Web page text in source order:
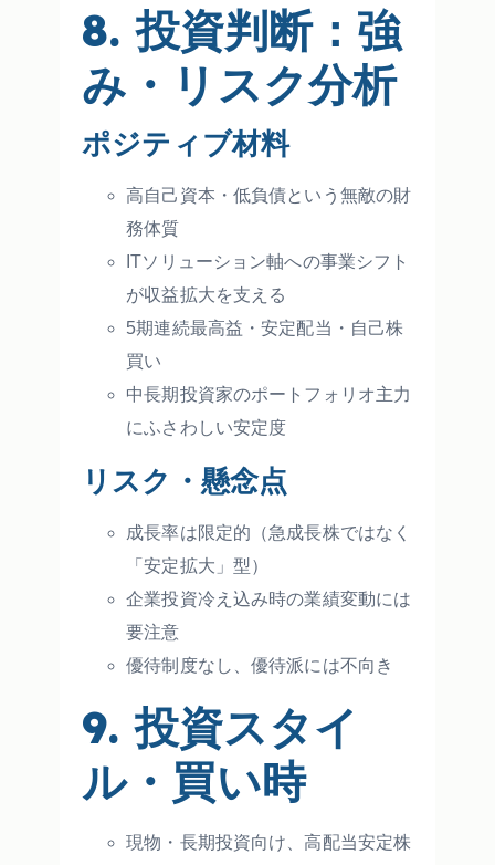
8. 投資判断：強
み・リスク分析
ポジティブ材料
高自己資本・低負債という無敵の財
務体質
ITソリューション軸への事業シフト
が収益拡大を支える
5期連続最高益・安定配当・自己株
買い
中長期投資家のポートフォリオ主力
にふさわしい安定度
リスク・懸念点
成長率は限定的（急成長株ではなく
「安定拡大」型）
企業投資冷え込み時の業績変動には
要注意
優待制度なし、優待派には不向き
9. 投資スタイ
ル・買い時
現物・長期投資向け、高配当安定株